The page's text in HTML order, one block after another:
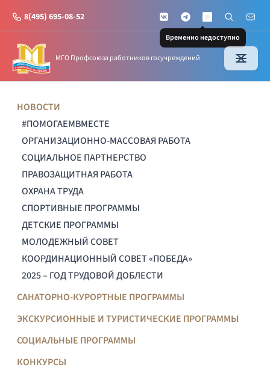
8(495) 695-08-52 VKontakteTelegramMAX
Временно недоступно
Поиск по
Почта
МГО Профсоюза работников госучреждений
НОВОСТИ
#ПОМОГАЕМВМЕСТЕ
ОРГАНИЗАЦИОННО-МАССОВАЯ РАБОТА
СОЦИАЛЬНОЕ ПАРТНЕРСТВО
ПРАВОЗАЩИТНАЯ РАБОТА
ОХРАНА ТРУДА
СПОРТИВНЫЕ ПРОГРАММЫ
ДЕТСКИЕ ПРОГРАММЫ
МОЛОДЕЖНЫЙ СОВЕТ
КООРДИНАЦИОННЫЙ СОВЕТ «ПОБЕДА»
2025 – ГОД ТРУДОВОЙ ДОБЛЕСТИ
САНАТОРНО-КУРОРТНЫЕ ПРОГРАММЫ
ЭКСКУРСИОННЫЕ И ТУРИСТИЧЕСКИЕ ПРОГРАММЫ
СОЦИАЛЬНЫЕ ПРОГРАММЫ
КОНКУРСЫ